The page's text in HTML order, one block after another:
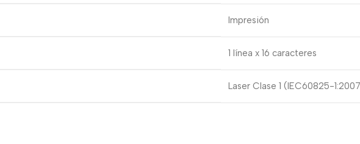
Impresión
1 línea x 16 caracteres
Laser Clase 1 (IEC60825-